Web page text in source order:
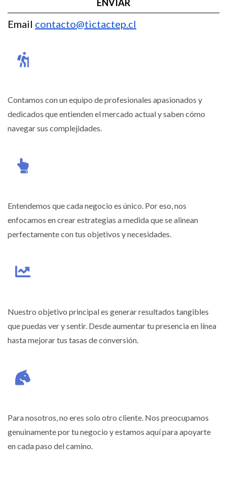
Email contacto@tictactep.cl
Contamos con un equipo de profesionales apasionados y
dedicados que entienden el mercado actual y saben cómo
navegar sus complejidades.
Entendemos que cada negocio es único. Por eso, nos
enfocamos en crear estrategias a medida que se alinean
perfectamente con tus objetivos y necesidades.
Nuestro objetivo principal es generar resultados tangibles
que puedas ver y sentir. Desde aumentar tu presencia en línea
hasta mejorar tus tasas de conversión.
Para nosotros, no eres solo otro cliente. Nos preocupamos
genuinamente por tu negocio y estamos aquí para apoyarte
en cada paso del camino.